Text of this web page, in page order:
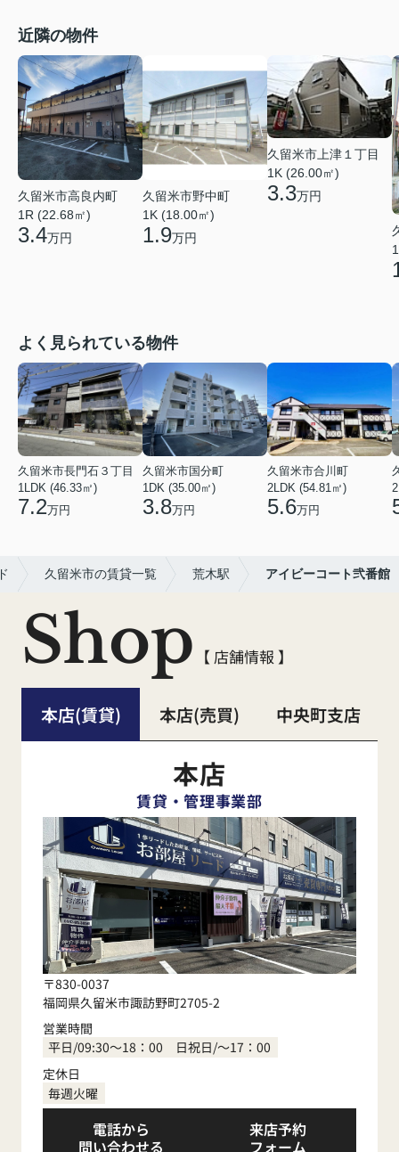
近隣の物件
久留米市高良内町
1R (22.68㎡)
3.4万円
久留米市野中町
1K (18.00㎡)
1.9万円
久留米市上津１丁目
1K (26.00㎡)
3.3万円
よく見られている物件
久留米市長門石３丁目
1LDK (46.33㎡)
7.2万円
久留米市国分町
1DK (35.00㎡)
3.8万円
久留米市合川町
2LDK (54.81㎡)
5.6万円
久留米市の賃貸一覧 荒木駅 アイビーコート弐番館
Shop 【 店舗情報 】
本店(賃貸) 本店(売買) 中央町支店
本店
賃貸・管理事業部
〒830-0037
福岡県久留米市諏訪野町2705-2
営業時間
平日/09:30～18：00 日祝日/～17：00
定休日
毎週火曜
電話から
問い合わせる
来店予約
フォーム